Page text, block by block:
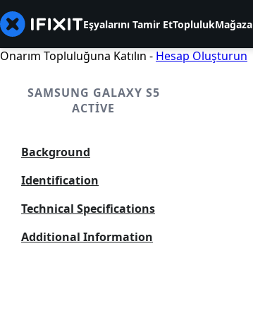
Eşyalarını Tamir EtToplulukMağaza
Onarım Topluluğuna Katılın - Hesap Oluşturun
SAMSUNG GALAXY S5
ACTIVE
Background
Identification
Technical Specifications
Additional Information